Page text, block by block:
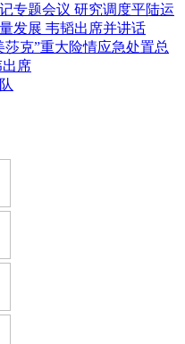
专题会议 研究调度平陆运
发展 韦韬出席并讲话
克”重大险情应急处置总
席